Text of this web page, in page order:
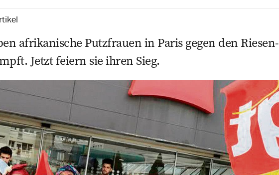
afrikanische Putzfrauen in Paris gegen den Riesen­
Jetzt feiern sie ihren Sieg.